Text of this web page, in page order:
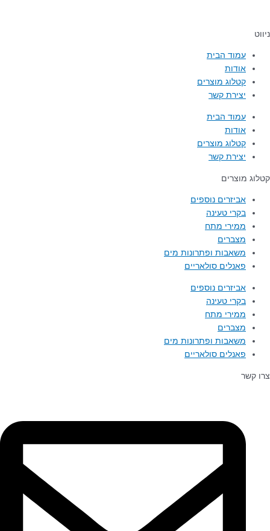
ניווט
עמוד הבית
אודות
קטלוג מוצרים
יצירת קשר
עמוד הבית
אודות
קטלוג מוצרים
יצירת קשר
קטלוג מוצרים
אביזרים נוספים
בקרי טעינה
ממירי מתח
מצברים
משאבות ופתרונות מים
פאנלים סולאריים
אביזרים נוספים
בקרי טעינה
ממירי מתח
מצברים
משאבות ופתרונות מים
פאנלים סולאריים
צרו קשר